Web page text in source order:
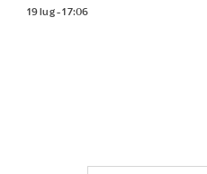
19 lug - 17:06